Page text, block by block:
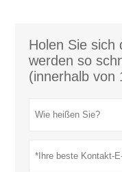
Holen Sie sich
werden so
(innerhalb von